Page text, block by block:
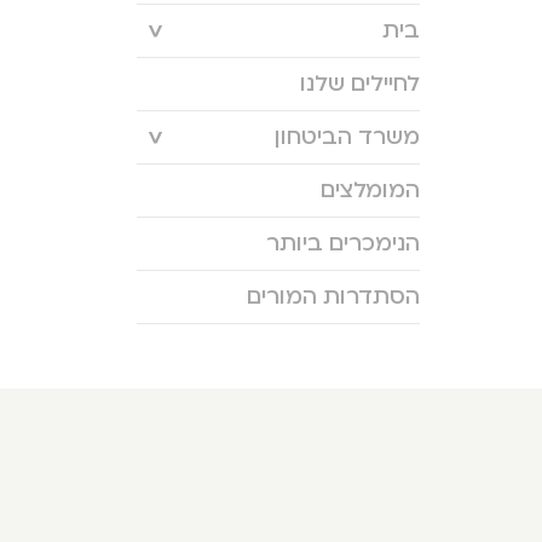
בית
לחיילים שלנו
משרד הביטחון
המומלצים
הנימכרים ביותר
הסתדרות המורים